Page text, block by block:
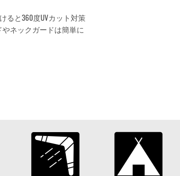
ると360度UVカット対策
ネックガードは簡単に